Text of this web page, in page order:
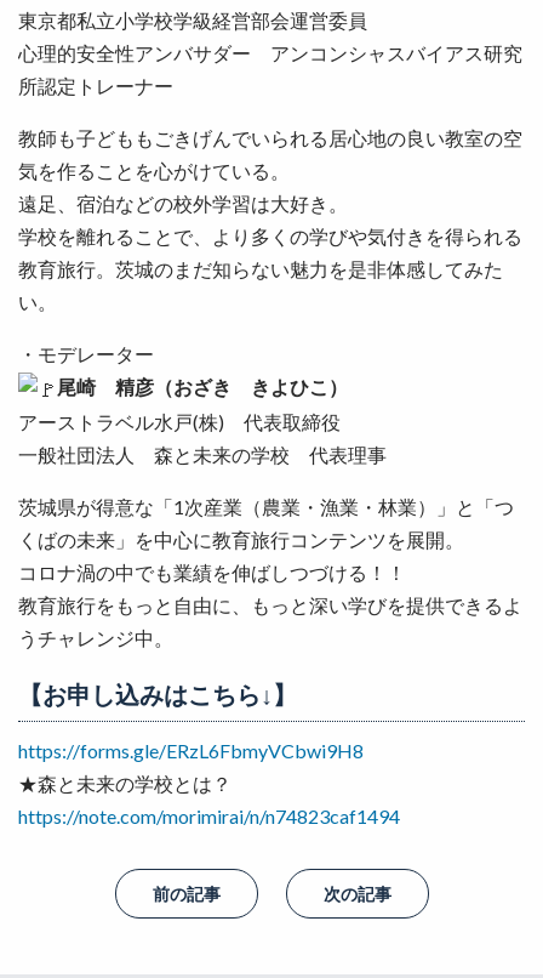
東京都私立小学校学級経営部会運営委員
心理的安全性アンバサダー アンコンシャスバイアス研究
所認定トレーナー
教師も子どももごきげんでいられる居心地の良い教室の空
気を作ることを心がけている。
遠足、宿泊などの校外学習は大好き。
学校を離れることで、より多くの学びや気付きを得られる
教育旅行。茨城のまだ知らない魅力を是非体感してみた
い。
・モデレーター
尾崎 精彦（おざき きよひこ）
アーストラベル水戸(株) 代表取締役
一般社団法人 森と未来の学校 代表理事
茨城県が得意な「1次産業（農業・漁業・林業）」と「つ
くばの未来」を中心に教育旅行コンテンツを展開。
コロナ渦の中でも業績を伸ばしつづける！！
教育旅行をもっと自由に、もっと深い学びを提供できるよ
うチャレンジ中。
【お申し込みはこちら↓】
https://forms.gle/ERzL6FbmyVCbwi9H8
★森と未来の学校とは？
https://note.com/morimirai/n/n74823caf1494
前の記事 次の記事